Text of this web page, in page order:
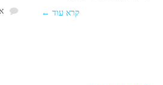
קרא עוד ←